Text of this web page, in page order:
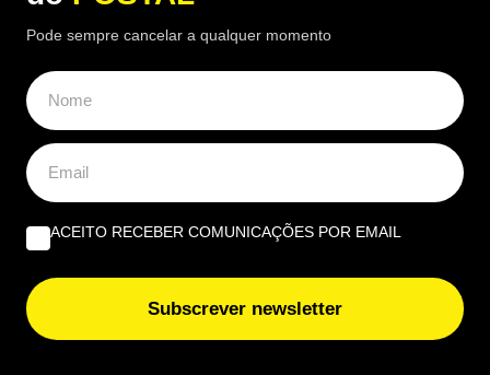
Pode sempre cancelar a qualquer momento
ACEITO RECEBER COMUNICAÇÕES POR EMAIL
Subscrever newsletter